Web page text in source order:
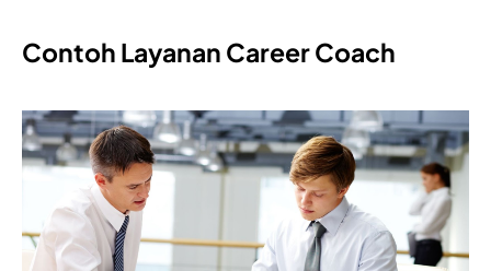
Contoh Layanan Career Coach